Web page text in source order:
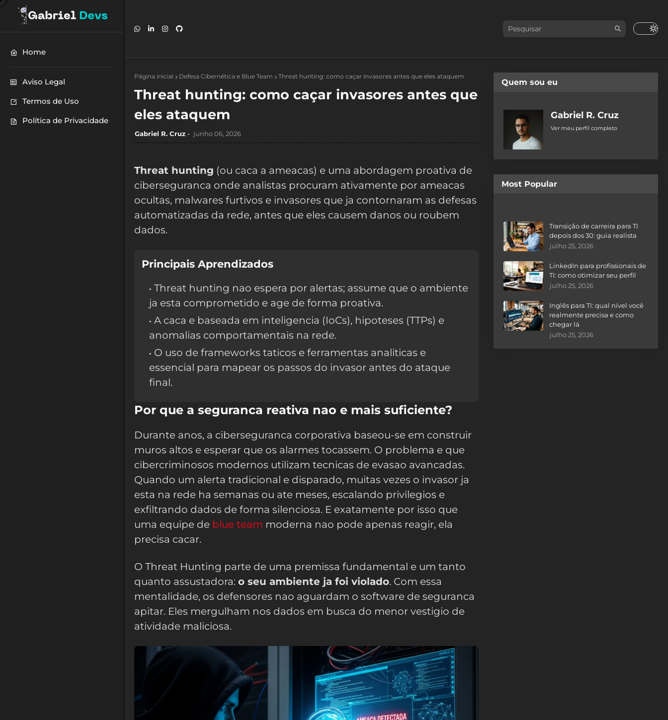
Home
Aviso Legal
Termos de Uso
Política de Privacidade
Página inicial Defesa Cibernética e Blue Team Threat hunting: como caçar invasores antes que eles ataquem
Threat hunting: como caçar invasores antes que
eles ataquem
Gabriel R. Cruz junho 06, 2026
Threat hunting (ou caca a ameacas) e uma abordagem proativa de
ciberseguranca onde analistas procuram ativamente por ameacas
ocultas, malwares furtivos e invasores que ja contornaram as defesas
automatizadas da rede, antes que eles causem danos ou roubem
dados.
Principais Aprendizados
Threat hunting nao espera por alertas; assume que o ambiente
ja esta comprometido e age de forma proativa.
A caca e baseada em inteligencia (IoCs), hipoteses (TTPs) e
anomalias comportamentais na rede.
O uso de frameworks taticos e ferramentas analiticas e
essencial para mapear os passos do invasor antes do ataque
final.
Por que a seguranca reativa nao e mais suficiente?
Durante anos, a ciberseguranca corporativa baseou-se em construir
muros altos e esperar que os alarmes tocassem. O problema e que
cibercriminosos modernos utilizam tecnicas de evasao avancadas.
Quando um alerta tradicional e disparado, muitas vezes o invasor ja
esta na rede ha semanas ou ate meses, escalando privilegios e
exfiltrando dados de forma silenciosa. E exatamente por isso que
uma equipe de blue team moderna nao pode apenas reagir, ela
precisa cacar.
O Threat Hunting parte de uma premissa fundamental e um tanto
quanto assustadora: o seu ambiente ja foi violado. Com essa
mentalidade, os defensores nao aguardam o software de seguranca
apitar. Eles mergulham nos dados em busca do menor vestigio de
atividade maliciosa.
Quem sou eu
Gabriel R. Cruz
Ver meu perfil completo
Most Popular
Transição de carreira para TI
depois dos 30: guia realista
julho 25, 2026
LinkedIn para profissionais de
TI: como otimizar seu perfil
julho 25, 2026
Inglês para TI: qual nível você
realmente precisa e como
chegar lá
julho 25, 2026